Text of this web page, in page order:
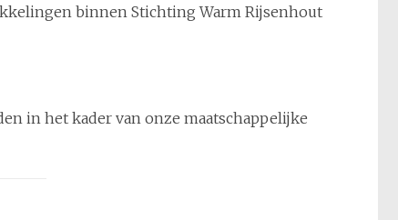
binnen Stichting Warm Rijsenhout
in het kader van onze maatschappelijke